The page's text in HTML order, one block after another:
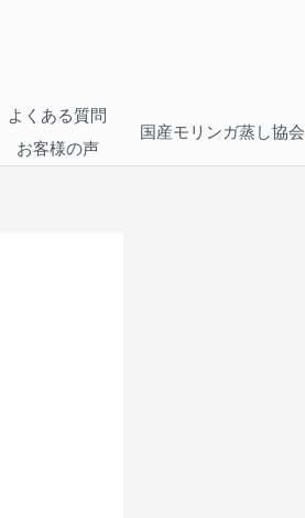
よくある質問
お客様の声
国産モリンガ蒸し協会